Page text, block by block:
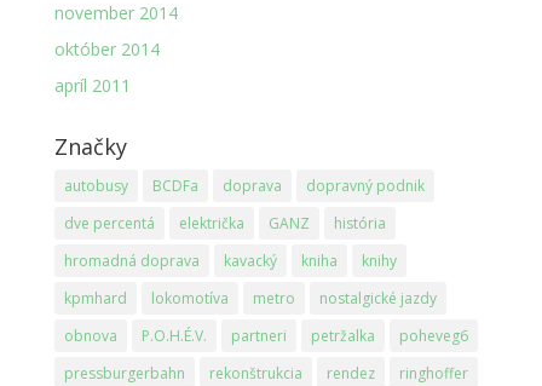
november 2014
október 2014
apríl 2011
Značky
autobusy BCDFa doprava
dopravný podnik
dve percentá
električka GANZ
história
hromadná doprava
kavacký kniha
knihy
kpmhard
lokomotíva metro
nostalgické jazdy
obnova
P.O.H.É.V. partneri petržalka
poheveg6
pressburgerbahn
rekonštrukcia rendez
ringhoffer